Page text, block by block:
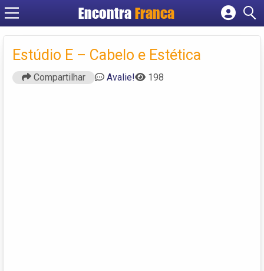
Encontra Franca
Cadastrar empresa
Criar conta
Estúdio E – Cabelo e Estética
Compartilhar Avalie! 198